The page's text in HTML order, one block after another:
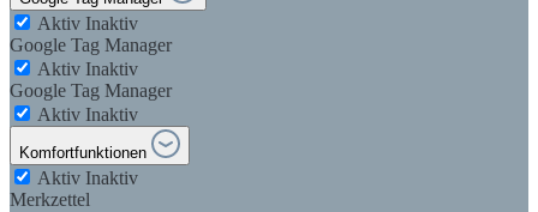
Aktiv Inaktiv
Google Tag Manager
Aktiv Inaktiv
Google Tag Manager
Aktiv Inaktiv
Komfortfunktionen
Aktiv Inaktiv
Merkzettel